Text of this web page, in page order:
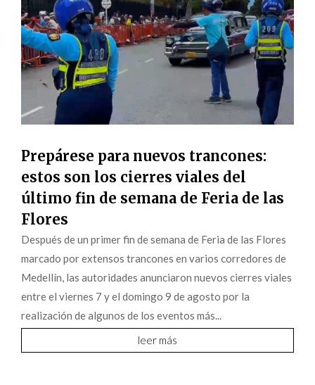
Prepárese para nuevos trancones:
estos son los cierres viales del
último fin de semana de Feria de las
Flores
Después de un primer fin de semana de Feria de las Flores
marcado por extensos trancones en varios corredores de
Medellín, las autoridades anunciaron nuevos cierres viales
entre el viernes 7 y el domingo 9 de agosto por la
realización de algunos de los eventos más...
leer más